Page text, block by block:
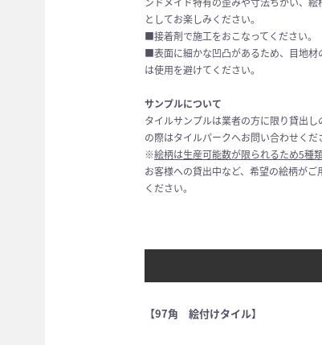
としてお楽しみください。
■接着剤で施工をおこなってください。
■表面に細かな凹凸があるため、目地材
は使用を避けてください。
サンプルについて
タイルサンプルは業者の方に限り貸出
の際はタイルパークへお問い合わせくだ
※絵柄は生産可能数が限られるため5種
お客様への貸出中など、希望の絵柄が
ください。
【97角 絵付けタイル】